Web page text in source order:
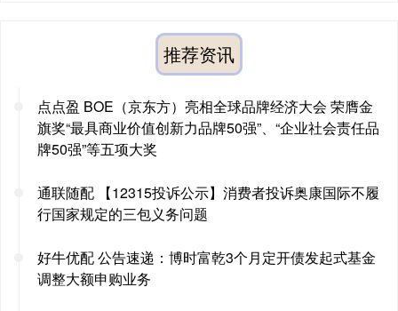
推荐资讯
点点盈 BOE（京东方）亮相全球品牌经济大会 荣膺金
旗奖“最具商业价值创新力品牌50强”、“企业社会责任品
牌50强”等五项大奖
通联随配 【12315投诉公示】消费者投诉奥康国际不履
行国家规定的三包义务问题
好牛优配 公告速递：博时富乾3个月定开债发起式基金
调整大额申购业务